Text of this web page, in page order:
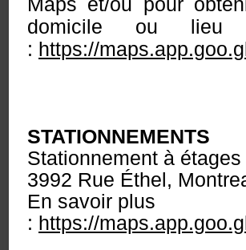
domicile ou
: https://
STATIONNEMENTS
Stationnement à étages
3992 Rue Éthel,
En savoir plus
: https://